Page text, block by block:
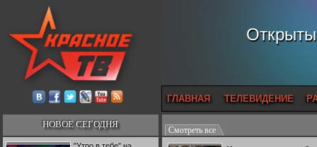
ГЛАВНАЯ ТЕЛЕВИДЕНИЕ
НОВОЕ СЕГОДНЯ
Смотреть все